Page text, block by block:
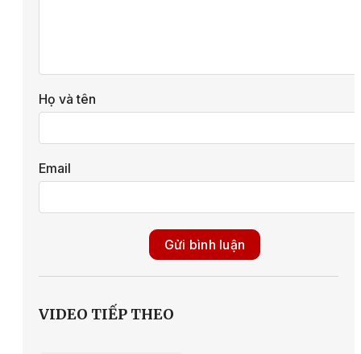
Họ và tên
Email
Gửi bình luận
VIDEO TIẾP THEO